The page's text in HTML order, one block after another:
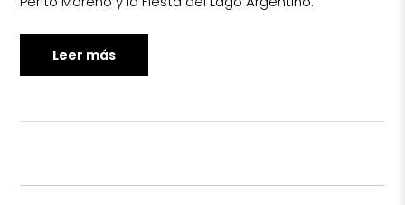
Leer más